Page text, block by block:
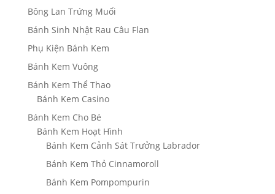
Bông Lan Trứng Muối
Bánh Sinh Nhật Rau Câu Flan
Phụ Kiện Bánh Kem
Bánh Kem Vuông
Bánh Kem Thể Thao
Bánh Kem Casino
Bánh Kem Cho Bé
Bánh Kem Hoạt Hình
Bánh Kem Cảnh Sát Trưởng Labrador
Bánh Kem Thỏ Cinnamoroll
Bánh Kem Pompompurin